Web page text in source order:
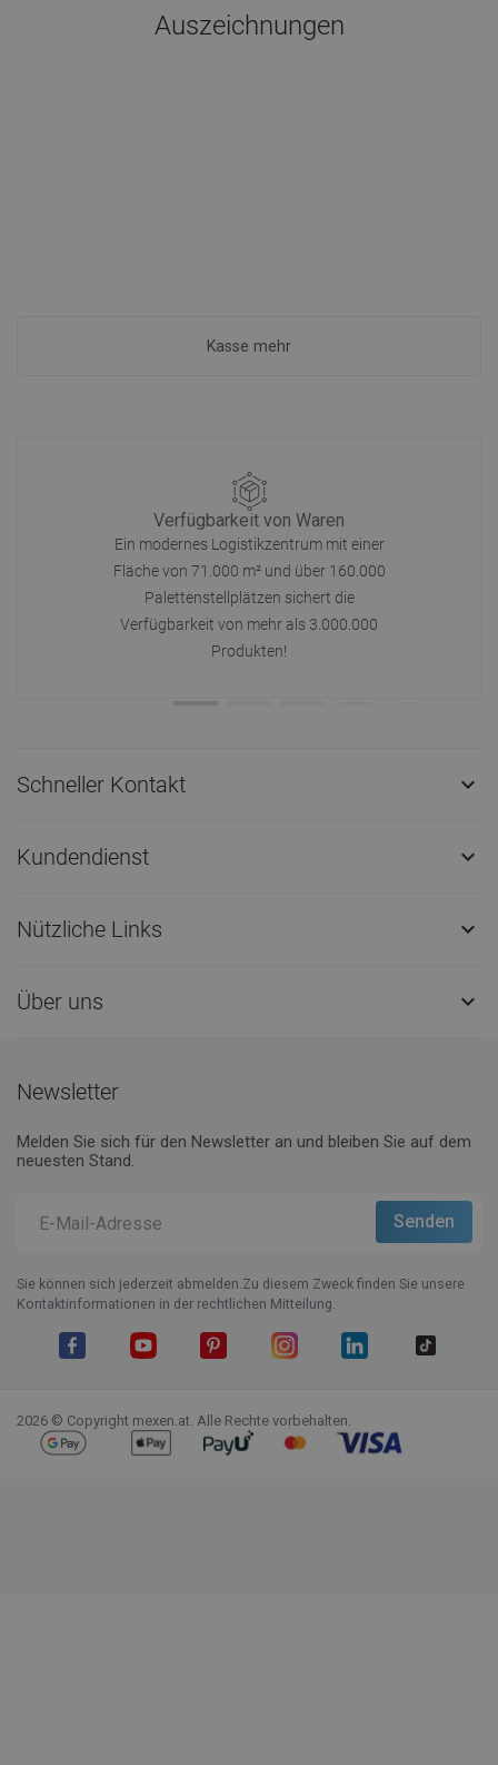
Auszeichnungen
Kasse mehr
Verfügbarkeit von Waren
Ein modernes Logistikzentrum mit einer
Fläche von 71.000 m² und über 160.000
Palettenstellplätzen sichert die
Verfügbarkeit von mehr als 3.000.000
Produkten!
Schneller Kontakt 
Kundendienst 
Nützliche Links 
Über uns 
Newsletter
Melden Sie sich für den Newsletter an und bleiben Sie auf dem
neuesten Stand.
Sie können sich jederzeit abmelden.Zu diesem Zweck finden Sie unsere
Kontaktinformationen in der rechtlichen Mitteilung.
2026 © Copyright mexen.at. Alle Rechte vorbehalten.